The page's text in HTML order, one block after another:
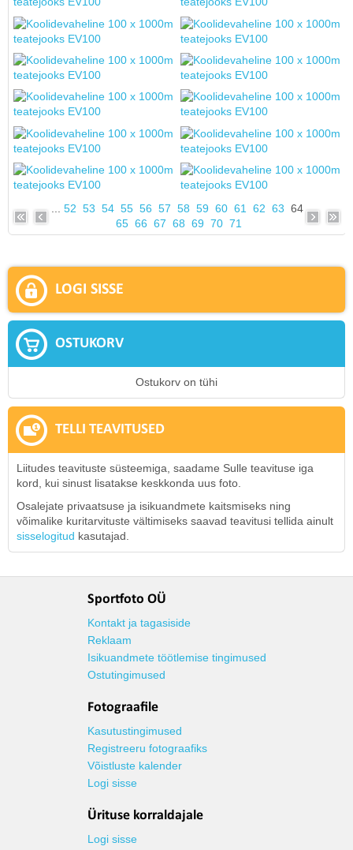
52 53 54 55 56 57 58 59 60 61 62 63 64
65 66 67 68 69 70 71
LOGI SISSE
OSTUKORV
Ostukorv on tühi
TELLI TEAVITUSED
Liitudes teavituste süsteemiga, saadame Sulle teavituse iga
kord, kui sinust lisatakse keskkonda uus foto.
Osalejate privaatsuse ja isikuandmete kaitsmiseks ning
võimalike kuritarvituste vältimiseks saavad teavitusi tellida ainult
sisselogitud kasutajad.
Sportfoto OÜ
Kontakt ja tagasiside
Reklaam
Isikuandmete töötlemise tingimused
Ostutingimused
Fotograafile
Kasutustingimused
Registreeru fotograafiks
Võistluste kalender
Logi sisse
Ürituse korraldajale
Logi sisse